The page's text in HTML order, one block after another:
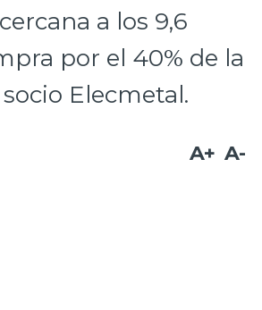
a los 9,6
por el 40% de la
Elecmetal.
A+ A-